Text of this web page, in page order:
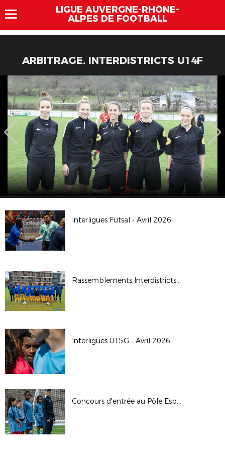
LIGUE AUVERGNE-RHÔNE-
ALPES DE FOOTBALL
ARBITRAGE. INTERDISTRICTS U14F
Interligues Futsal - Avril 2026
Rassemblements Interdistricts U14G - Avr. 2026
Interligues U15G - Avril 2026
Concours d'entrée au Pôle Espoirs - 2026